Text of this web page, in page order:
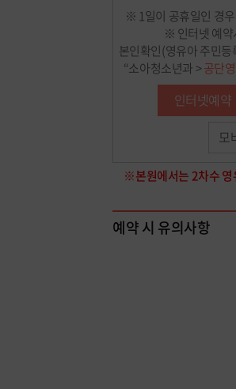
※ 1일이 공휴일인 경
※ 인터넷 예약
본인확인(영유아 주민
“소아청소년과 >공단
인터넷예약
모
※본원에서는 2차수 영
예약 시 유의사항